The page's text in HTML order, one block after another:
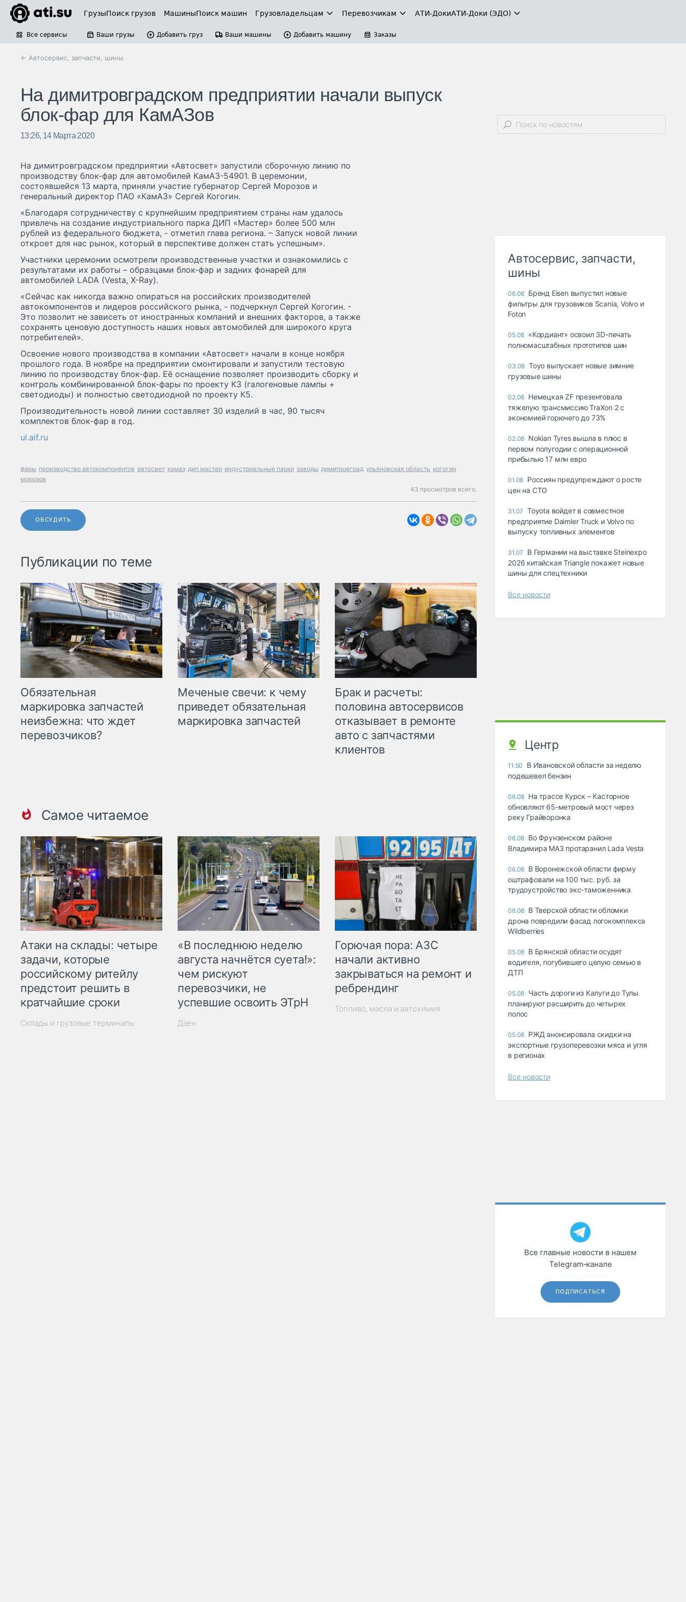
ГрузыПоиск грузов МашиныПоиск машин Грузовладельцам Перевозчикам АТИ-ДокиАТИ-Доки (ЭДО)
Все сервисы Ваши грузы Добавить груз Ваши машины Добавить машину Заказы
← Автосервис, запчасти, шины
На димитровградском предприятии начали выпуск
блок-фар для КамАЗов
13:26, 14 Марта 2020
На димитровградском предприятии «Автосвет» запустили сборочную линию по
производству блок-фар для автомобилей КамАЗ-54901. В церемонии,
состоявшейся 13 марта, приняли участие губернатор Сергей Морозов и
генеральный директор ПАО «КамАЗ» Сергей Когогин.
«Благодаря сотрудничеству с крупнейшим предприятием страны нам удалось
привлечь на создание индустриального парка ДИП «Мастер» более 500 млн
рублей из федерального бюджета, - отметил глава региона. – Запуск новой линии
откроет для нас рынок, который в перспективе должен стать успешным».
Участники церемонии осмотрели производственные участки и ознакомились с
результатами их работы – образцами блок-фар и задних фонарей для
автомобилей LADA (Vesta, X-Ray).
«Сейчас как никогда важно опираться на российских производителей
автокомпонентов и лидеров российского рынка, - подчеркнул Сергей Когогин. -
Это позволит не зависеть от иностранных компаний и внешних факторов, а также
сохранять ценовую доступность наших новых автомобилей для широкого круга
потребителей».
Освоение нового производства в компании «Автосвет» начали в конце ноября
прошлого года. В ноябре на предприятии смонтировали и запустили тестовую
линию по производству блок-фар. Её оснащение позволяет производить сборку и
контроль комбинированной блок-фары по проекту К3 (галогеновые лампы +
светодиоды) и полностью светодиодной по проекту К5.
Производительность новой линии составляет 30 изделий в час, 90 тысяч
комплектов блок-фар в год.
ul.aif.ru
фары производство автокомпонентов автосвет камаз дип мастер индустриальные парки заводы димитровград ульяновская область когогин
морозов
43 просмотров всего.
ОБСУДИТЬ
Публикации по теме
Обязательная
маркировка запчастей
неизбежна: что ждет
перевозчиков?
Меченые свечи: к чему
приведет обязательная
маркировка запчастей
Брак и расчеты:
половина автосервисов
отказывает в ремонте
авто с запчастями
клиентов
Самое читаемое
Атаки на склады: четыре
задачи, которые
российскому ритейлу
предстоит решить в
кратчайшие сроки
Склады и грузовые терминалы
«В последнюю неделю
августа начнётся суета!»:
чем рискуют
перевозчики, не
успевшие освоить ЭТрН
Дзен
Горючая пора: АЗС
начали активно
закрываться на ремонт и
ребрендинг
Топливо, масла и автохимия
Автосервис, запчасти,
шины
06.08 Бренд Eisen выпустил новые
фильтры для грузовиков Scania, Volvo и
Foton
05.08 «Кордиант» освоил 3D-печать
полномасштабных прототипов шин
03.08 Toyo выпускает новые зимние
грузовые шины
02.08 Немецкая ZF презентовала
тяжелую трансмиссию TraXon 2 с
экономией горючего до 73%
02.08 Nokian Tyres вышла в плюс в
первом полугодии с операционной
прибылью 17 млн евро
01.08 Россиян предупреждают о росте
цен на СТО
31.07
Toyota войдет в совместное
предприятие Daimler Truck и Volvo по
выпуску топливных элементов
31.07
В Германии на выставке Steinexpo
2026 китайская Triangle покажет новые
шины для спецтехники
Все новости
Центр
11:50
В Ивановской области за неделю
подешевел бензин
06.08 На трассе Курск – Касторное
обновляют 65-метровый мост через
реку Грайворонка
06.08 Во Фрунзенском районе
Владимира МАЗ протаранил Lada Vesta
06.08 В Воронежской области фирму
оштрафовали на 100 тыс. руб. за
трудоустройство экс-таможенника
06.08 В Тверской области обломки
дрона повредили фасад логокомплекса
Wildberries
05.08 В Брянской области осудят
водителя, погубившего целую семью в
ДТП
05.08 Часть дороги из Калуги до Тулы
планируют расширить до четырех
полос
05.08 РЖД анонсировала скидки на
экспортные грузоперевозки мяса и угля
в регионах
Все новости
Все главные новости в нашем
Telegram‑канале
ПОДПИСАТЬСЯ